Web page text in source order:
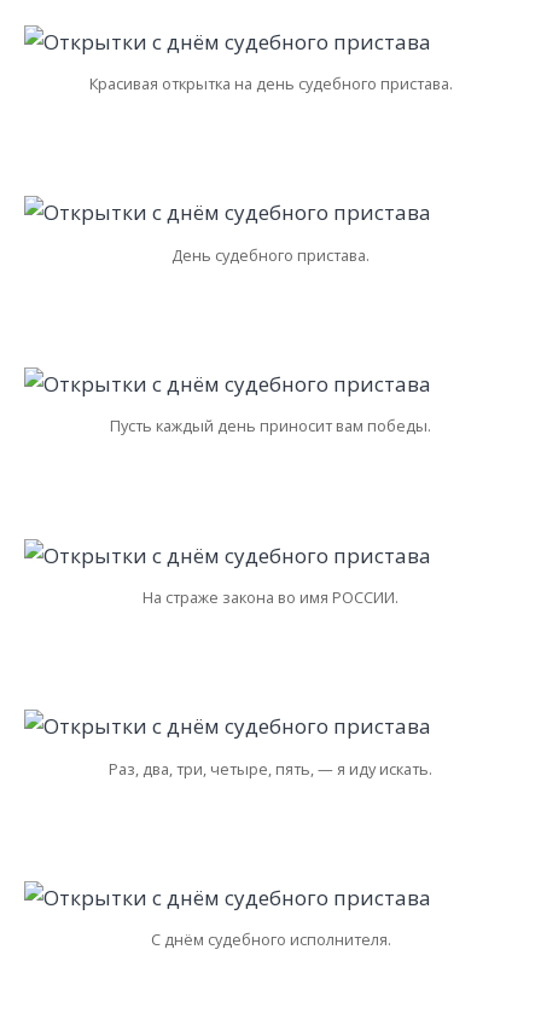
Красивая открытка на день судебного пристава.
День судебного пристава.
Пусть каждый день приносит вам победы.
На страже закона во имя РОССИИ.
Раз, два, три, четыре, пять, — я иду искать.
С днём судебного исполнителя.